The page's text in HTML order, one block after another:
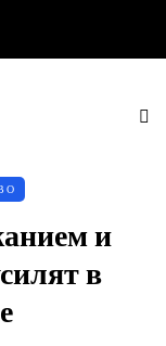
и
в